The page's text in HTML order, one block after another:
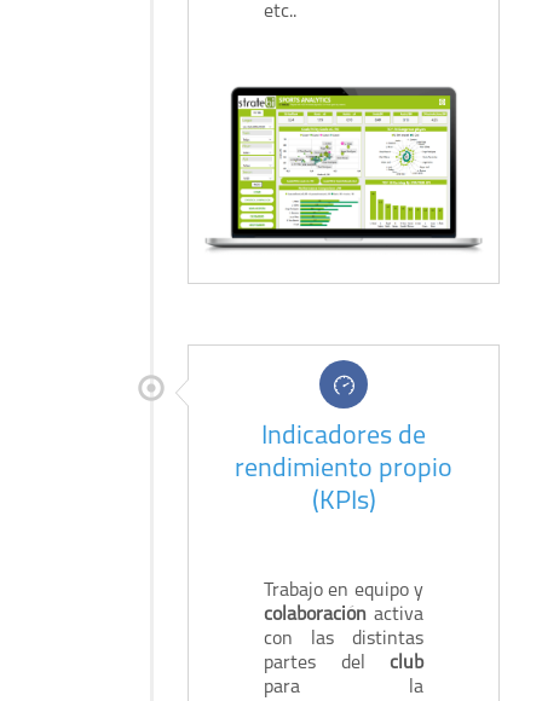
etc..
Indicadores de
rendimiento propio
(KPIs)
Trabajo en equipo y
colaboración activa
con las distintas
partes del club
para la